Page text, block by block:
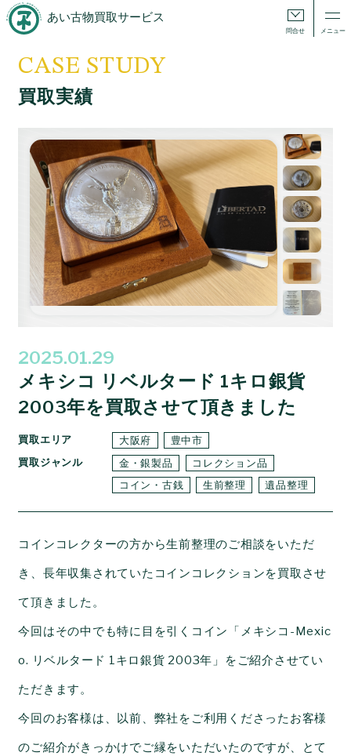
あい古物買取サービス
問合せ メニュー
CASE STUDY
買取実績
2025.01.29
メキシコ リベルタード 1キロ銀貨
2003年を買取させて頂きました
買取エリア 大阪府
豊中市
買取ジャンル
金・銀製品
コレクション品
コイン・古銭
生前整理 遺品整理
コインコレクターの方から生前整理のご相談をいただ
き、長年収集されていたコインコレクションを買取させ
て頂きました。
今回はその中でも特に目を引くコイン「メキシコ-Mexic
o. リベルタード 1キロ銀貨 2003年」をご紹介させてい
ただきます。
今回のお客様は、以前、弊社をご利用くださったお客様
のご紹介がきっかけでご縁をいただいたのですが、とて